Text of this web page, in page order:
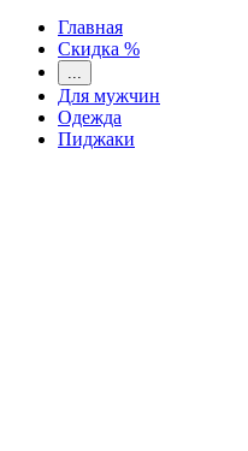
Главная
Скидка %
Для мужчин
Одежда
Пиджаки